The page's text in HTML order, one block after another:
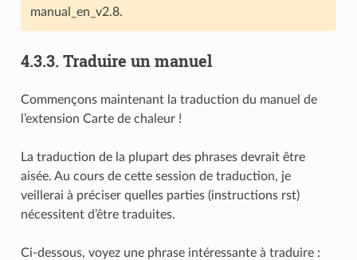
manual_en_v2.8.
4.3.3. Traduire un manuel
Commençons maintenant la traduction du manuel de
l’extension Carte de chaleur !
La traduction de la plupart des phrases devrait être
aisée. Au cours de cette session de traduction, je
veillerai à préciser quelles parties (instructions rst)
nécessitent d’être traduites.
Ci-dessous, voyez une phrase intéressante à traduire :